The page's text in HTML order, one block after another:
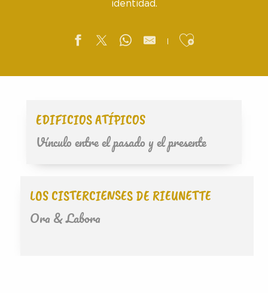
identidad.
Ajouter aux
EDIFICIOS ATÍPICOS
Vínculo entre el pasado y el presente
LOS CISTERCIENSES DE RIEUNETTE
Ora & Labora